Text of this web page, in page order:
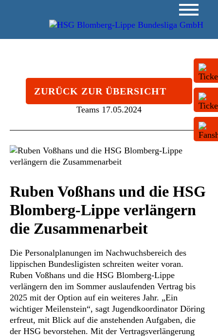
ZURÜCK ZUR ÜBERSICHT
Teams 17.05.2024
Ruben Voßhans und die HSG
Blomberg-Lippe verlängern
die Zusammenarbeit
Die Personalplanungen im Nachwuchsbereich des
lippischen Bundesligisten schreiten weiter voran.
Ruben Voßhans und die HSG Blomberg-Lippe
verlängern den im Sommer auslaufenden Vertrag bis
2025 mit der Option auf ein weiteres Jahr. „Ein
wichtiger Meilenstein“, sagt Jugendkoordinator Döring
erfreut, mit Blick auf die anstehenden Aufgaben, die
der HSG bevorstehen. Mit der Vertragsverlängerung